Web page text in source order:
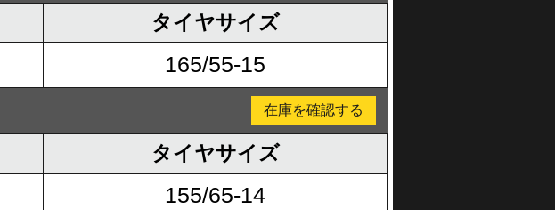
タイヤサイズ
165/55-15
在庫を確認する
タイヤサイズ
155/65-14